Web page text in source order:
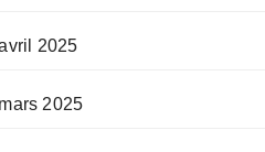
2025
mars 2025